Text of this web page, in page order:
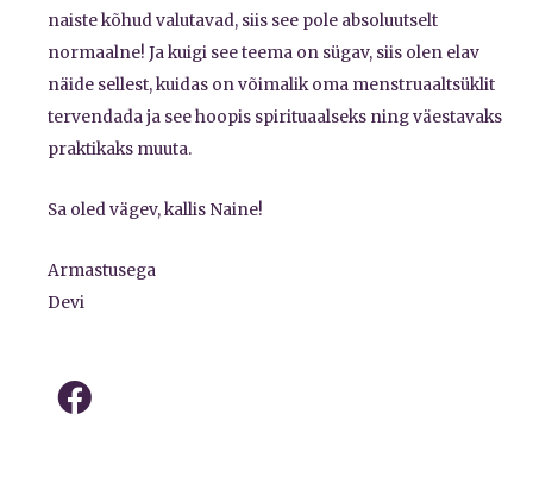
naiste kõhud valutavad, siis see pole absoluutselt
normaalne! Ja kuigi see teema on sügav, siis olen elav
näide sellest, kuidas on võimalik oma menstruaaltsüklit
tervendada ja see hoopis spirituaalseks ning väestavaks
praktikaks muuta.
Sa oled vägev, kallis Naine!
Armastusega
Devi